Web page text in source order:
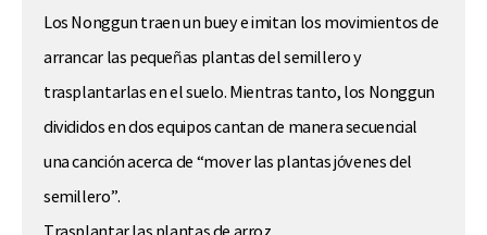
Los Nonggun traen un buey e imitan los movimientos de
arrancar las pequeñas plantas del semillero y
trasplantarlas en el suelo. Mientras tanto, los Nonggun
divididos en dos equipos cantan de manera secuencial
una canción acerca de “mover las plantas jóvenes del
semillero”.